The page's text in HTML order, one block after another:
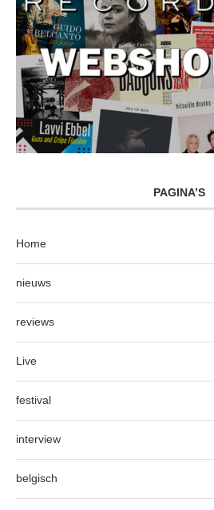
PAGINA’S
Home
nieuws
reviews
Live
festival
interview
belgisch